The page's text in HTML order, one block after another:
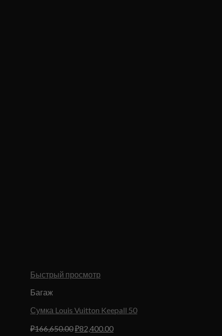
Быстрый просмотр
Багаж
Сумка Louis Vuitton Keepall 50
₽166,650.00Первоначальная
₽82,400.00Текущая